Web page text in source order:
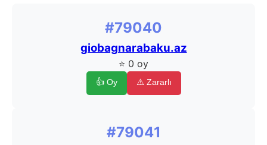
#79040
giobagnarabaku.az
⭐ 0 oy
👍 Oy ⚠️ Zararlı
#79041